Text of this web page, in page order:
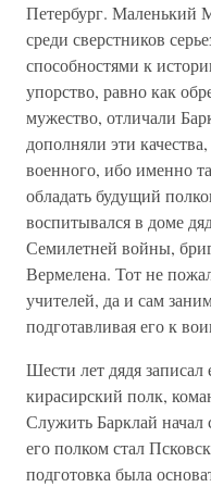
Петербург. Маленький
среди сверстников
способностями к
упорство, равно как
мужество, отличали
дополняли эти
военного, ибо именно
обладать будущий
воспитывался в доме
Семилетней войны,
Вермелена. Тот не
учителей, да и сам
подготавливая его к
Шести лет дядя
кирасирский полк,
Служить Барклай
его полком стал
подготовка была